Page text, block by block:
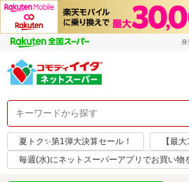
身
夏トク✨第1弾大決算セール！
【最
毎週(水)にネットスーパーアプリでお買い物